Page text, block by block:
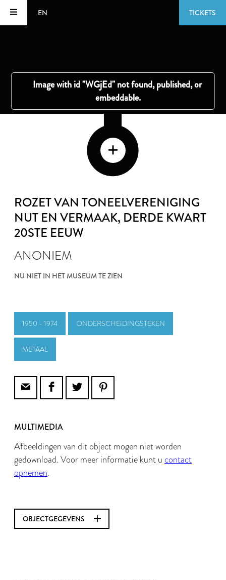
EN TICKETS
ROZET VAN TONEELVERENIGING
NUT EN VERMAAK, DERDE KWART
20STE EEUW
ANONIEM
NU NIET IN HET MUSEUM TE ZIEN
1950 - 1974 ONDERSCHEIDINGSTEKEN
METAAL
MULTIMEDIA
Afbeeldingen van dit object mogen niet worden
gedownload. Voor meer informatie kunt u contact
opnemen.
OBJECTGEGEVENS